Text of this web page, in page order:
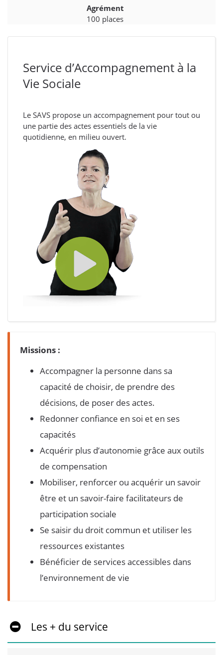
Agrément
100 places
Service d’Accompagnement à la
Vie Sociale
Le SAVS propose un accompagnement pour tout ou
une partie des actes essentiels de la vie
quotidienne, en milieu ouvert.
Missions :
Accompagner la personne dans sa
capacité de choisir, de prendre des
décisions, de poser des actes.
Redonner confiance en soi et en ses
capacités
Acquérir plus d’autonomie grâce aux outils
de compensation
Mobiliser, renforcer ou acquérir un savoir
être et un savoir-faire facilitateurs de
participation sociale
Se saisir du droit commun et utiliser les
ressources existantes
Bénéficier de services accessibles dans
l’environnement de vie
Les + du service